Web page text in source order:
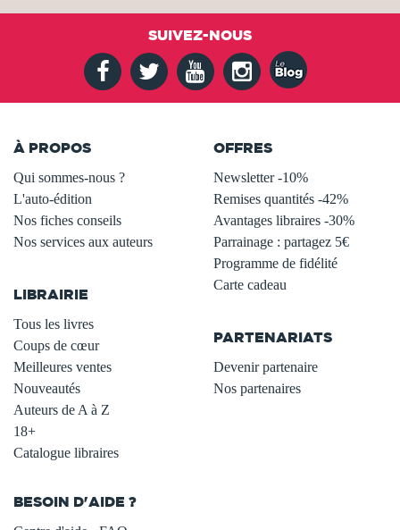
SUIVEZ-NOUS
À PROPOS
Qui sommes-nous ?
L'auto-édition
Nos fiches conseils
Nos services aux auteurs
LIBRAIRIE
Tous les livres
Coups de cœur
Meilleures ventes
Nouveautés
Auteurs de A à Z
18+
Catalogue libraires
OFFRES
Newsletter -10%
Remises quantités -42%
Avantages libraires -30%
Parrainage : partagez 5€
Programme de fidélité
Carte cadeau
PARTENARIATS
Devenir partenaire
Nos partenaires
BESOIN D'AIDE ?